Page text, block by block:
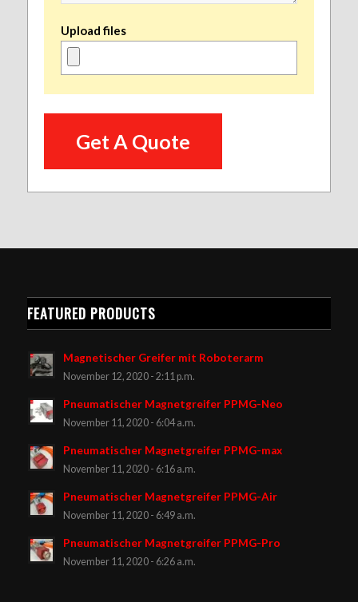
Upload files
FEATURED PRODUCTS
Magnetischer Greifer mit Roboterarm
November 12, 2020 - 2:11 p.m.
Pneumatischer Magnetgreifer PPMG-Neo
November 11, 2020 - 6:04 a.m.
Pneumatischer Magnetgreifer PPMG-max
November 11, 2020 - 6:16 a.m.
Pneumatischer Magnetgreifer PPMG-Air
November 11, 2020 - 6:49 a.m.
Pneumatischer Magnetgreifer PPMG-Pro
November 11, 2020 - 6:26 a.m.